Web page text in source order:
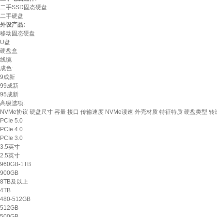
二手SSD固态硬盘
二手硬盘
外设产品:
移动固态硬盘
U盘
硬盘盒
线缆
成色:
9成新
99成新
95成新
高级选项:
NVMe协议 硬盘尺寸 容量 接口 传输速度 NVMe读速 外壳材质 特征特质 硬盘类型 转
PCIe 5.0
PCIe 4.0
PCIe 3.0
3.5英寸
2.5英寸
960GB-1TB
900GB
8TB及以上
4TB
480-512GB
512GB